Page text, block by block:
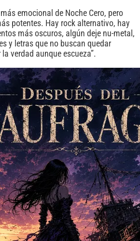
emocional de Noche Cero, pero
potentes. Hay rock alternativo, hay
más oscuros, algún deje nu-metal,
y letras que no buscan quedar
verdad aunque escueza”.